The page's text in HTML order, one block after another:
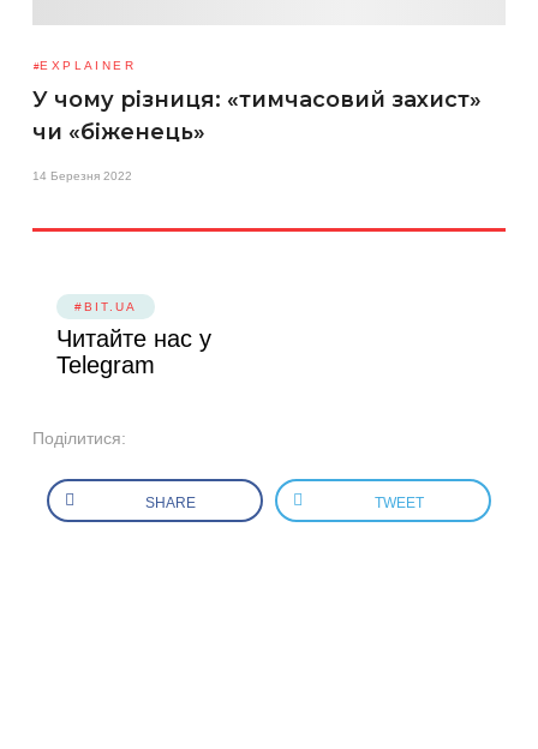
EXPLAINER
У чому різниця: «тимчасовий захист»
чи «біженець»
14 Березня 2022
#BIT.UA
Читайте нас у
Telegram
Поділитися:
SHARE TWEET